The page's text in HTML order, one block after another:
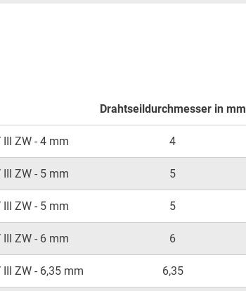
Drahtseildurchmesser in mm
ZW - 4 mm 4
ZW - 5 mm 5
ZW - 5 mm 5
ZW - 6 mm 6
ZW - 6,35 mm 6,35